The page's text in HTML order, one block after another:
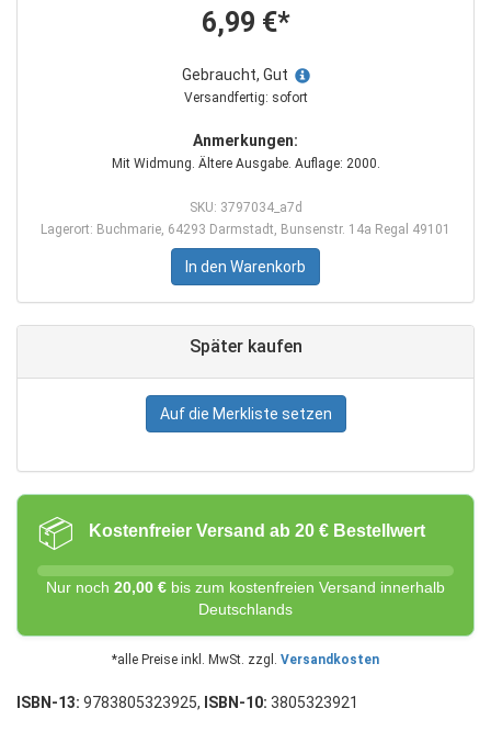
6,99 €*
Gebraucht, Gut
Versandfertig: sofort
Anmerkungen:
Mit Widmung. Ältere Ausgabe. Auflage: 2000.
SKU: 3797034_a7d
Lagerort: Buchmarie, 64293 Darmstadt, Bunsenstr. 14a Regal 49101
In den Warenkorb
Später kaufen
Auf die Merkliste setzen
📦 Kostenfreier Versand ab 20 € Bestellwert
Nur noch 20,00 € bis zum kostenfreien Versand innerhalb
Deutschlands
*alle Preise inkl. MwSt. zzgl. Versandkosten
ISBN-13: 9783805323925, ISBN-10: 3805323921